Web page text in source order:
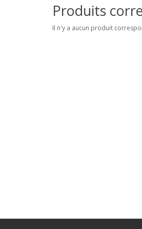
Produits
Il n'y a aucun produit